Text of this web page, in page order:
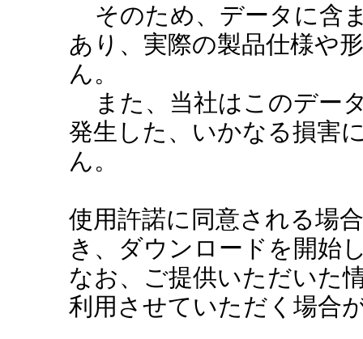
そのため、データに含
あり、実際の製品仕様や
ん。
また、当社はこのデー
発生した、いかなる損害
ん。
使用許諾に同意される場
き、ダウンロードを開始
なお、ご提供いただいた
利用させていただく場合